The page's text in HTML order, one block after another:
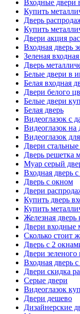
Входные двери
Купить
Дверь
Купить
Двери акция
Входная дверь
Зеленая
Дверь
Белые двери в
Белая входная
Двери белого
Белые двери
Белая дверь
Видеоглазок с
Видеоглазок на
Видеоглазок
Двери
Дверь решетка
Муар серый
Входная дверь
Дверь с окном
Двери
Купить дверь
Купить
Железная дверь
Двери входные
Сколько стоит
Дверь с 2
Двери зеленого
Входная дверь
Двери скидка
Серые двери
Видеоглазок
Двери дешево
Дизайнерские